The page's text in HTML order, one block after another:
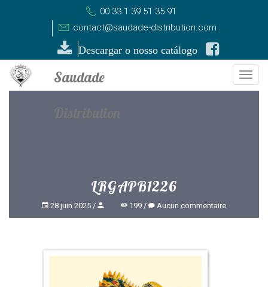
00 33 1 39 51 35 91
contact@saudade-distribution.com
Descargar o nosso catálogo
LRGAPB1226
28 juin 2025 199 Aucun commentaire